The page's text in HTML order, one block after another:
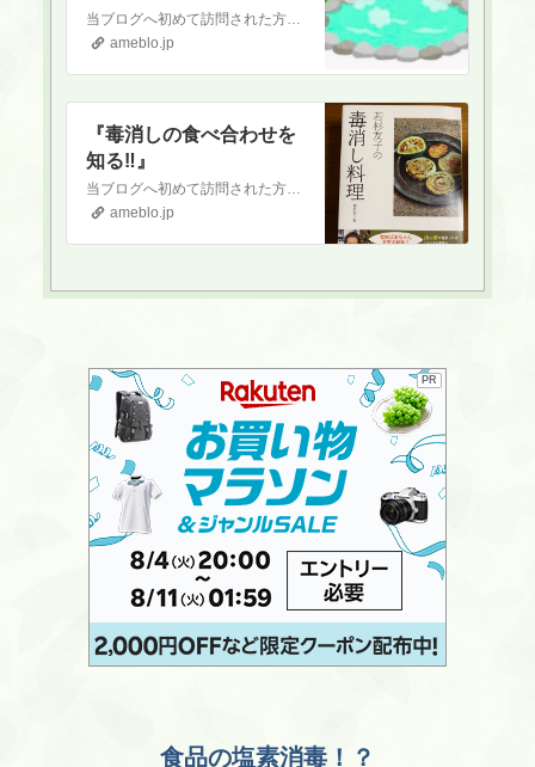
当ブログへ初めて訪問された方へ当ブログは正しい食を通して健康になりたい！という方に向けて書いているブログです。古くから伝わる日本食を中心に、薬膳の知識なども織…
ameblo.jp
『毒消しの食べ合わせを
知る‼️』
当ブログへ初めて訪問された方へ当ブログは正しい食を通して健康になりたい！という方に向けて書いているブログです。古くから伝わる日本食を中心に、薬膳の知識なども織…
ameblo.jp
PR
食品の塩素消毒！？